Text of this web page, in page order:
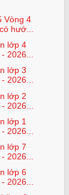
Vòng 4
hướ...
lớp 4
2026...
lớp 3
2026...
lớp 2
2026...
lớp 1
2026...
lớp 7
2026...
lớp 6
2026...